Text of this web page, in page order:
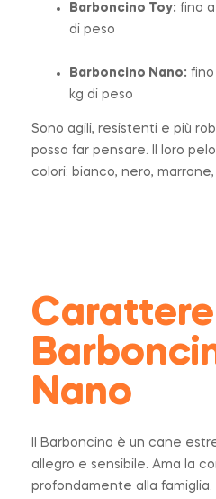
Barboncino Toy: fino
di peso
Barboncino Nano: fino
kg di peso
Sono agili, resistenti e più
possa far pensare. Il loro
colori: bianco, nero,
Nano
Il Barboncino è un cane
allegro e sensibile. Ama la
profondamente alla famiglia.